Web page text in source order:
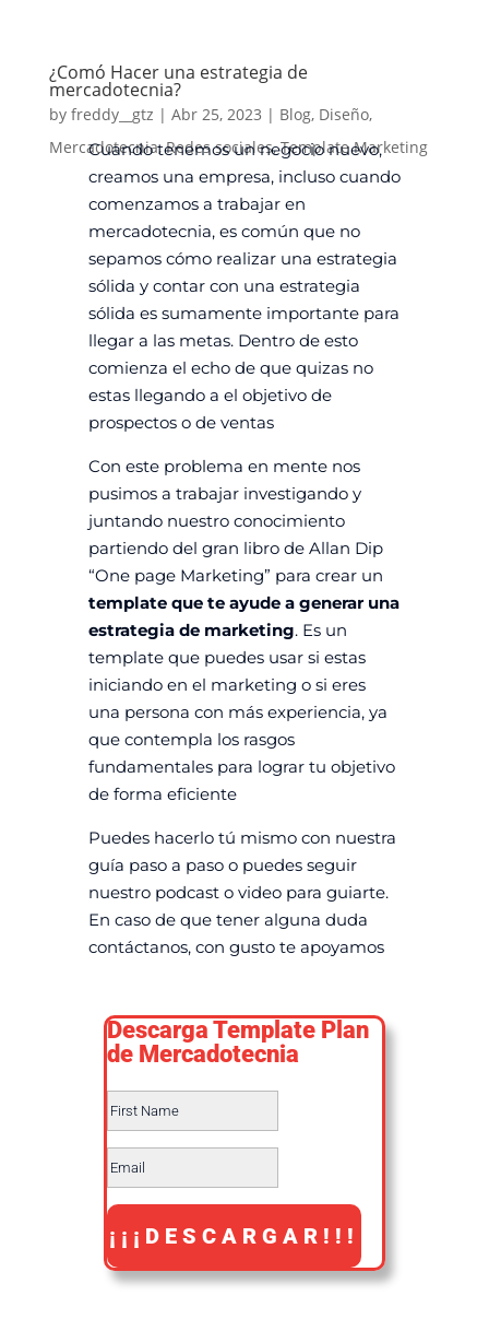
¿Comó Hacer una estrategia de
mercadotecnia?
by freddy__gtz | Abr 25, 2023 | Blog, Diseño,
Mercadotecnia,Redes sociales,Template Marketing
Cuando tenemos un negocio nuevo,
creamos una empresa, incluso cuando
comenzamos a trabajar en
mercadotecnia, es común que no
sepamos cómo realizar una estrategia
sólida y contar con una estrategia
sólida es sumamente importante para
llegar a las metas. Dentro de esto
comienza el echo de que quizas no
estas llegando a el objetivo de
prospectos o de ventas
Con este problema en mente nos
pusimos a trabajar investigando y
juntando nuestro conocimiento
partiendo del gran libro de Allan Dip
“One page Marketing” para crear un
template que te ayude a generar una
estrategia de marketing. Es un
template que puedes usar si estas
iniciando en el marketing o si eres
una persona con más experiencia, ya
que contempla los rasgos
fundamentales para lograr tu objetivo
de forma eficiente
Puedes hacerlo tú mismo con nuestra
guía paso a paso o puedes seguir
nuestro podcast o video para guiarte.
En caso de que tener alguna duda
contáctanos, con gusto te apoyamos
Descarga Template Plan
de Mercadotecnia
¡¡¡DESCARGAR!!!